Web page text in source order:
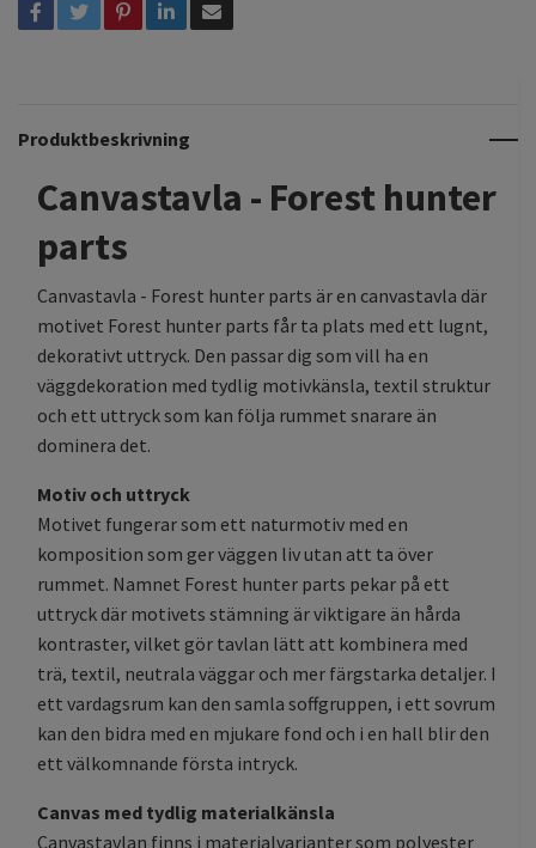
Produktbeskrivning
Canvastavla - Forest hunter
parts
Canvastavla - Forest hunter parts är en canvastavla där
motivet Forest hunter parts får ta plats med ett lugnt,
dekorativt uttryck. Den passar dig som vill ha en
väggdekoration med tydlig motivkänsla, textil struktur
och ett uttryck som kan följa rummet snarare än
dominera det.
Motiv och uttryck
Motivet fungerar som ett naturmotiv med en
komposition som ger väggen liv utan att ta över
rummet. Namnet Forest hunter parts pekar på ett
uttryck där motivets stämning är viktigare än hårda
kontraster, vilket gör tavlan lätt att kombinera med
trä, textil, neutrala väggar och mer färgstarka detaljer. I
ett vardagsrum kan den samla soffgruppen, i ett sovrum
kan den bidra med en mjukare fond och i en hall blir den
ett välkomnande första intryck.
Canvas med tydlig materialkänsla
Canvastavlan finns i materialvarianter som polyester